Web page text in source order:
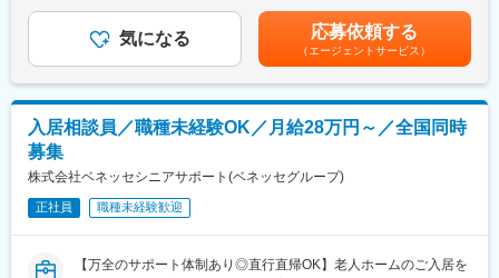
・児童発達支援事業
・放課後等デイサービス
・生活介護事業
・就労継続支援事業
・共同生活援助事業
・短期入所事業／日中一時支援事業
・地域生活支援拠点事業
施設運営における全般的なマネジメント
◇連携先の開拓
└病院や居宅介護支援事業所、近隣の同業施設など、連携先の開
拓
◇稼働、人員配置、コンプライアンスという3つの経営指標に基づ
く数字軸
◇イノベーティブな企画・取り組みなどを通してブランディング
の強化
※創立間もないため、中途入社の方が多いです。
エリアマネージャーのポストに空きがない場合や研修期間は、他
収：50万×14回支給※入社月により初回賞与は支給要件あり■賞与
実績：年2回（1回支給実績50万～）賃金はあくまでも目安の金額
であり、選考を通じて上下する可能性があります。月給(月額)は固
定手当を含めた表記です。
気になる 応募依頼する
（エージェントサービス）
入居相談員／職種未経験OK／月給28万円～／全国同時
募集
株式会社ベネッセシニアサポート(ベネッセグループ)
正社員 職種未経験歓迎
【万全のサポート体制あり◎直行直帰OK】老人ホームのご入居を